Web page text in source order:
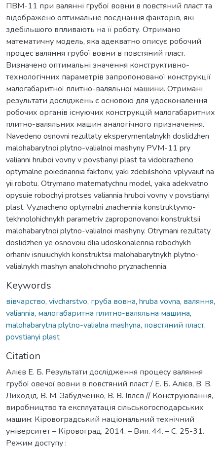
ПВМ-11 при валянні грубої вовни в повстяний пласт та
відображено оптимальне поєднання факторів, які
здебільшого впливають на її роботу. Отримано
математичну модель, яка адекватно описує робочий
процес валяння грубої вовни в повстяний пласт.
Визначено оптимальні значення конструктивно-
технологічних параметрів запропонованої конструкції
малогабаритної плитно-валяльної машини. Отримані
результати досліджень є основою для удосконалення
робочих органів існуючих конструкцій малогабаритних
плитно-валяльних машин аналогічного призначення.
Navedeno osnovni rezultaty eksperymentalnykh doslidzhen
malohabarytnoi plytno-valialnoi mashyny PVM-11 pry
valianni hruboi vovny v povstianyi plast ta vidobrazheno
optymalne poiednannia faktoriv, yaki zdebilshoho vplyvaiut na
yii robotu. Otrymano matematychnu model, yaka adekvatno
opysuie robochyi protses valiannia hruboi vovny v povstianyi
plast. Vyznacheno optymalni znachennia konstruktyvno-
tekhnolohichnykh parametriv zaproponovanoi konstruktsii
malohabarytnoi plytno-valialnoi mashyny. Otrymani rezultaty
doslidzhen ye osnovoiu dlia udoskonalennia robochykh
orhaniv isnuiuchykh konstruktsii malohabarytnykh plytno-
valialnykh mashyn analohichnoho pryznachennia.
Keywords
вівчарство, vivcharstvo, груба вовна, hruba vovna, валяння,
valiannia, малогабаритна плитно-валяльна машина,
malohabarytna plytno-valialna mashyna, повстяний пласт,
povstianyi plast
Citation
Алієв Е. Б. Результати дослідження процесу валяння
грубої овечої вовни в повстяний пласт / Е. Б. Алієв, В. В.
Лиходід, В. М. Забудченко, В. В. Івлєв // Конструювання,
виробництво та експлуатація сільськогосподарських
машин: Кіровоградський національний технічний
університет – Кіровоград, 2014. – Вип. 44. – С. 25-31.
Режим доступу :